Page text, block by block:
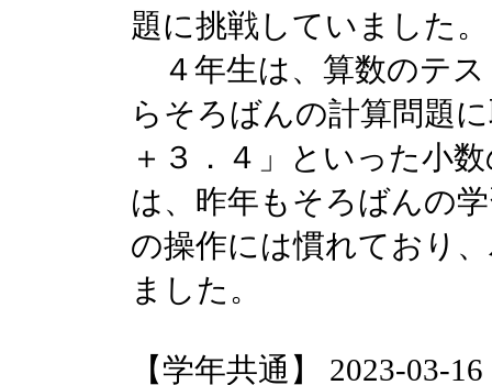
題に挑戦していました。
４年生は、算数のテ
らそろばんの計算問題
＋３．４」といった小
は、昨年もそろばんの
の操作には慣れており
ました。
【学年共通】 2023-03-